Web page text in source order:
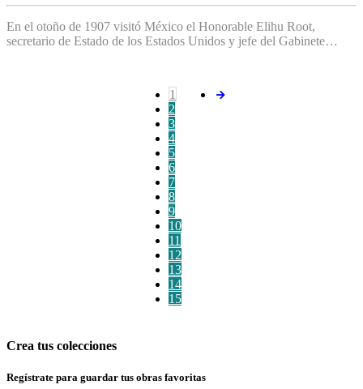
En el otoño de 1907 visitó México el Honorable Elihu Root,
secretario de Estado de los Estados Unidos y jefe del Gabinete…
1
2
3
4
5
6
7
8
9
10
11
12
13
14
15
Crea tus colecciones
Regístrate para guardar tus obras favoritas